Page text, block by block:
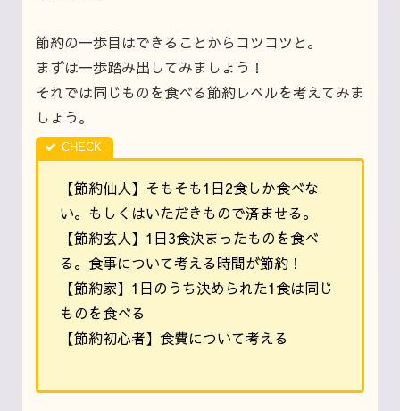
節約の一歩目はできることからコツコツと。
まずは一歩踏み出してみましょう！
それでは同じものを食べる節約レベルを考えてみま
しょう。
【節約仙人】そもそも1日2食しか食べな
い。もしくはいただきもので済ませる。
【節約玄人】1日3食決まったものを食べ
る。食事について考える時間が節約！
【節約家】1日のうち決められた1食は同じ
ものを食べる
【節約初心者】食費について考える